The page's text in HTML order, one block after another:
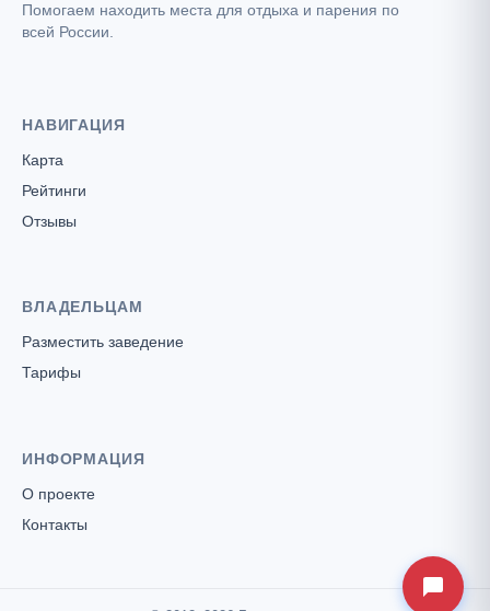
Помогаем находить места для отдыха и парения по
всей России.
НАВИГАЦИЯ
Карта
Рейтинги
Отзывы
ВЛАДЕЛЬЦАМ
Разместить заведение
Тарифы
ИНФОРМАЦИЯ
О проекте
Контакты